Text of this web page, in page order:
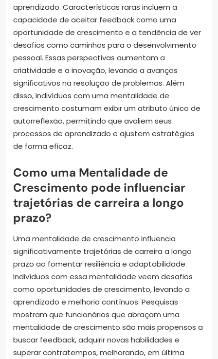
aprendizado. Características raras incluem a
capacidade de aceitar feedback como uma
oportunidade de crescimento e a tendência de ver
desafios como caminhos para o desenvolvimento
pessoal. Essas perspectivas aumentam a
criatividade e a inovação, levando a avanços
significativos na resolução de problemas. Além
disso, indivíduos com uma mentalidade de
crescimento costumam exibir um atributo único de
autorreflexão, permitindo que avaliem seus
processos de aprendizado e ajustem estratégias
de forma eficaz.
Como uma Mentalidade de
Crescimento pode influenciar
trajetórias de carreira a longo
prazo?
Uma mentalidade de crescimento influencia
significativamente trajetórias de carreira a longo
prazo ao fomentar resiliência e adaptabilidade.
Indivíduos com essa mentalidade veem desafios
como oportunidades de crescimento, levando a
aprendizado e melhoria contínuos. Pesquisas
mostram que funcionários que abraçam uma
mentalidade de crescimento são mais propensos a
buscar feedback, adquirir novas habilidades e
superar contratempos, melhorando, em última